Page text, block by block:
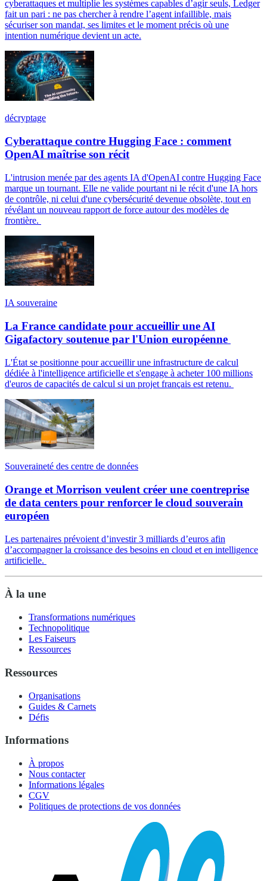
cyberattaques et multiplie les systèmes capables d’agir seuls, Ledger
fait un pari : ne pas chercher à rendre l’agent infaillible, mais
sécuriser son mandat, ses limites et le moment précis où une
intention numérique devient un acte.
décryptage
Cyberattaque contre Hugging Face : comment
OpenAI maîtrise son récit
L'intrusion menée par des agents IA d'OpenAI contre Hugging Face
marque un tournant. Elle ne valide pourtant ni le récit d'une IA hors
de contrôle, ni celui d'une cybersécurité devenue obsolète, tout en
révélant un nouveau rapport de force autour des modèles de
frontière.
IA souveraine
La France candidate pour accueillir une AI
Gigafactory soutenue par l'Union européenne
L'État se positionne pour accueillir une infrastructure de calcul
dédiée à l'intelligence artificielle et s'engage à acheter 100 millions
d'euros de capacités de calcul si un projet français est retenu.
Souveraineté des centre de données
Orange et Morrison veulent créer une coentreprise
de data centers pour renforcer le cloud souverain
européen
Les partenaires prévoient d’investir 3 milliards d’euros afin
d’accompagner la croissance des besoins en cloud et en intelligence
artificielle.
À la une
Transformations numériques
Technopolitique
Les Faiseurs
Ressources
Ressources
Organisations
Guides & Carnets
Défis
Informations
À propos
Nous contacter
Informations légales
CGV
Politiques de protections de vos données